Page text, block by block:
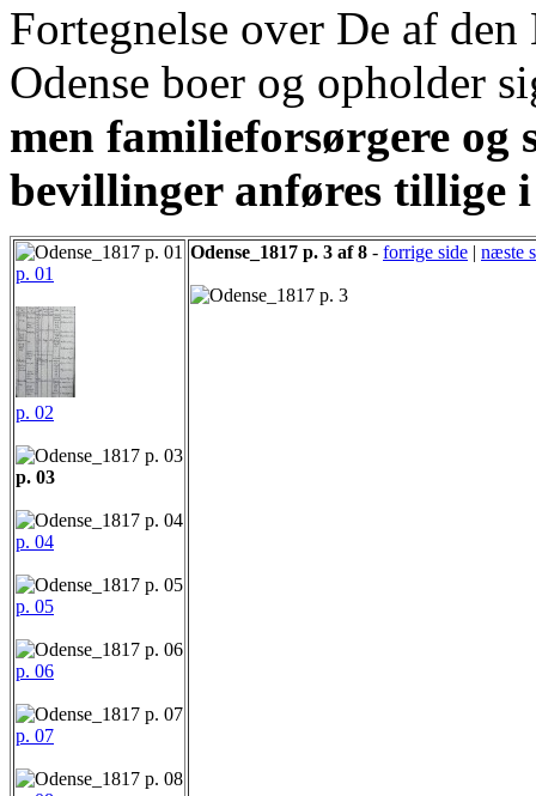
Fortegnelse over De af
Odense boer og opholder
men familieforsørgere
bevillinger anføres tillige
p. 01
p. 02
p. 03
p. 04
p. 05
p. 06
p. 07
Odense_1817 p. 3 af 8 - forrige side | næste